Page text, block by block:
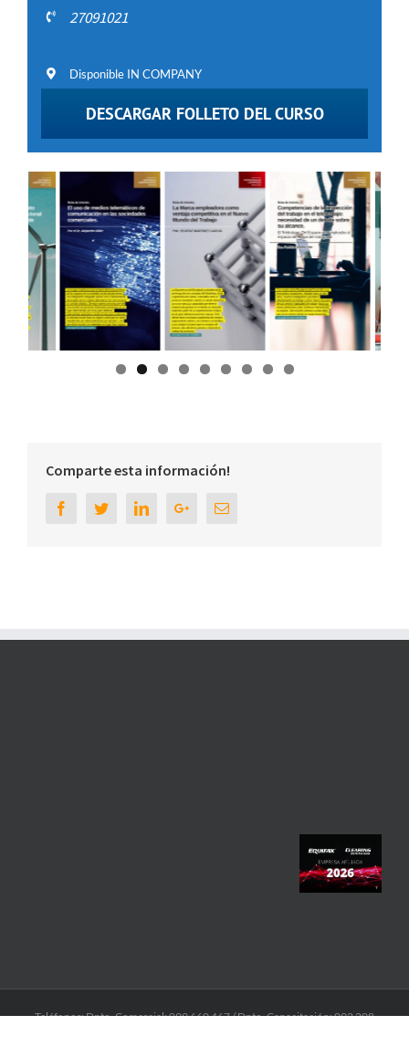
27091021
Disponible IN COMPANY
DESCARGAR FOLLETO DEL CURSO
Comparte esta información!
FacebookTwitterLinkedinGoogle+Email
Teléfonos: Dpto. Comercial: 099 660 467 / Dpto. Capacitación: 092 208